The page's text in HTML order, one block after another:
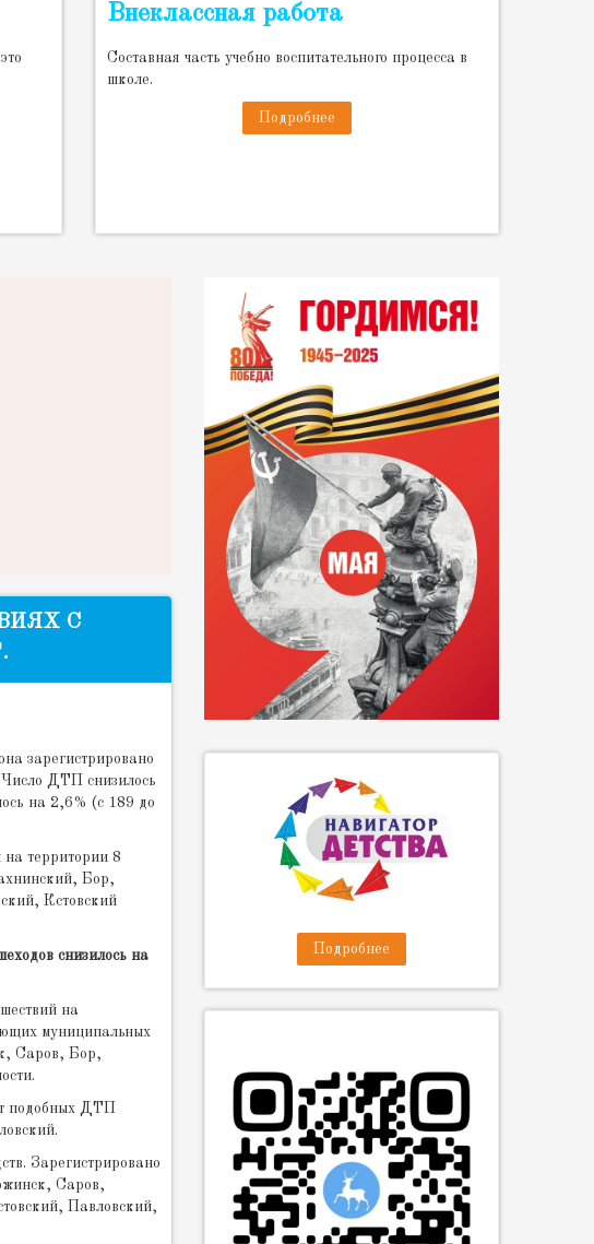
Внеклассная работа
Cоставная часть учебно воспитательного процесса в
школе.
Подробнее
С
зарегистрировано
Число ДТП снизилось
на 2,6% (с 189 до
территории 8
Бор,
Кстовский
снизилось на
на
муниципальных
Саров, Бор,
подобных ДТП
Зарегистрировано
Саров,
Павловский,
Подробнее